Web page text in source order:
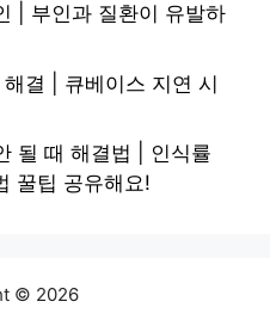
| 부인과 질환이 유발하
결 | 큐베이스 지연 시
될 때 해결법 | 인식률
꿀팁 공유해요!
© 2026